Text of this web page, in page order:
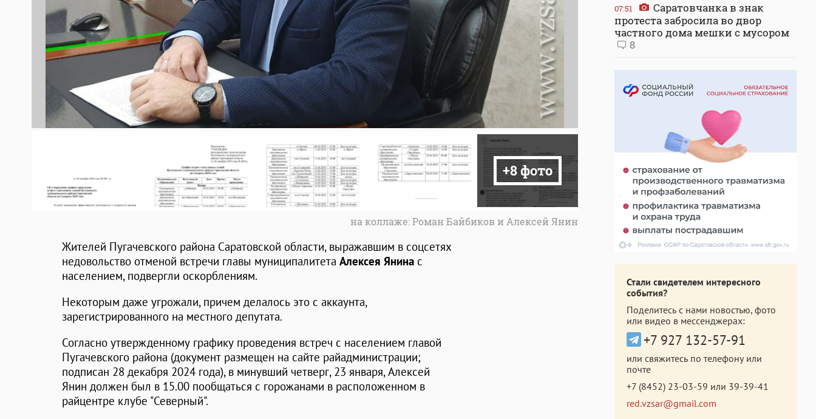
+8 фото
на коллаже: Роман Байбиков и Алексей Янин
Жителей Пугачевского района Саратовской области, выражавшим в соцсетях
недовольство отменой встречи главы муниципалитета Алексея Янина с
населением, подвергли оскорблениям.
Некоторым даже угрожали, причем делалось это с аккаунта,
зарегистрированного на местного депутата.
Согласно утвержденному графику проведения встреч с населением главой
Пугачевского района (документ размещен на сайте райадминистрации;
подписан 28 декабря 2024 года), в минувший четверг, 23 января, Алексей
Янин должен был в 15.00 пообщаться с горожанами в расположенном в
райцентре клубе "Северный".
07:51
Саратовчанка в знак
протеста забросила во двор
частного дома мешки с мусором
8
Стали свидетелем интересного
события?
Поделитесь с нами новостью, фото
или видео в мессенджерах:
+7 927 132-57-91
или свяжитесь по телефону или
почте
+7 (8452) 23-03-59 или 39-39-41
red.vzsar@gmail.com